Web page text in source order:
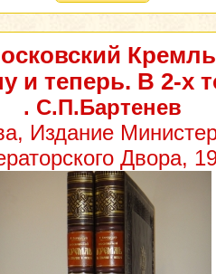
и теперь. В 2-х
. С.П.Бартенев
Издание
Двора,